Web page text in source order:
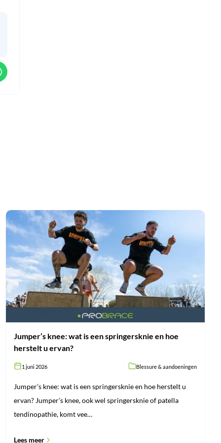
Jumper’s
knee:
wat
is
een
springersknie
en
hoe
herstelt
u
ervan?
Jumper’s knee: wat is een springersknie en hoe
herstelt u ervan?
1 juni 2026 Blessure & aandoeningen
Jumper’s knee: wat is een springersknie en hoe herstelt u
ervan? Jumper’s knee, ook wel springersknie of patella
tendinopathie, komt vee…
Lees meer